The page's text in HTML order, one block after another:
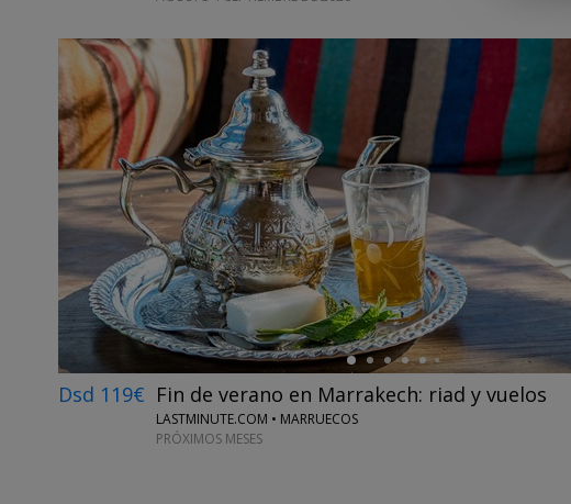
←
Dsd 119€ Fin de verano en Marrakech: riad y vuelos
LASTMINUTE.COM • MARRUECOS
PRÓXIMOS MESES